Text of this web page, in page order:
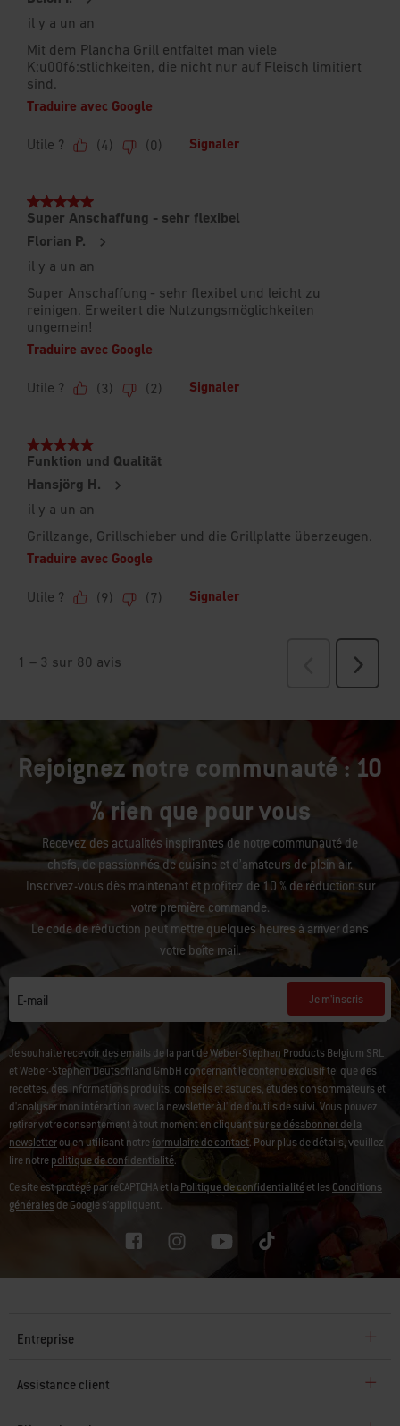
Rejoignez notre communauté : 10
% rien que pour vous
Recevez des actualités inspirantes de notre communauté de
chefs, de passionnés de cuisine et d’amateurs de plein air.
Inscrivez-vous dès maintenant et profitez de 10 % de réduction sur
votre première commande.
Le code de réduction peut mettre quelques heures à arriver dans
votre boîte mail.
E-mail Je m'inscris
Je souhaite recevoir des emails de la part de Weber-Stephen Products Belgium SRL
et Weber-Stephen Deutschland GmbH concernant le contenu exclusif tel que des
recettes, des informations produits, conseils et astuces, études consommateurs et
d'analyser mon intéraction avec la newsletter à l'ide d'outils de suivi.Vous pouvez
retirer votre consentement à tout moment en cliquant surse désabonner de la
newsletterou en utilisant notreformulaire de contact. Pour plus de détails, veuillez
lire notrepolitique de confidentialité.
Ce site est protégé par reCAPTCHA et la Politique de confidentialitéet lesConditions
généralesde Google s’appliquent.
Entreprise
Assistance client